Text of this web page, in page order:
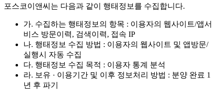
포스코이앤씨는 다음과 같이 행태정보를 수집합니다.
가. 수집하는 행태정보의 항목 : 이용자의 웹사이트/앱서
비스 방문이력, 검색이력, 접속 IP
나. 행태정보 수집 방법 : 이용자의 웹사이트 및 앱방문/
실행시 자동 수집
다. 행태정보 수집 목적 : 이용자 통계 분석
라. 보유 · 이용기간 및 이후 정보처리 방법 : 분양 완료 1
년 후 파기